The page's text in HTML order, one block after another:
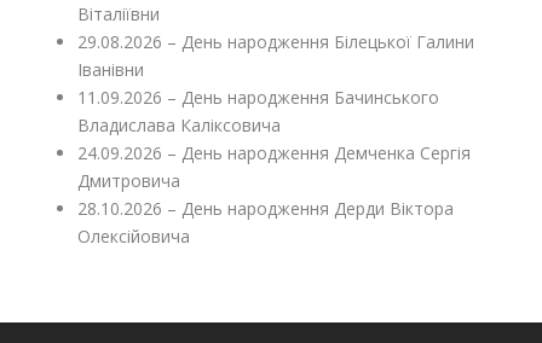
Віталіївни
29.08.2026 – День народження Білецької Галини
Іванівни
11.09.2026 – День народження Бачинського
Владислава Каліксовича
24.09.2026 – День народження Демченка Сергія
Дмитровича
28.10.2026 – День народження Дерди Віктора
Олексійовича